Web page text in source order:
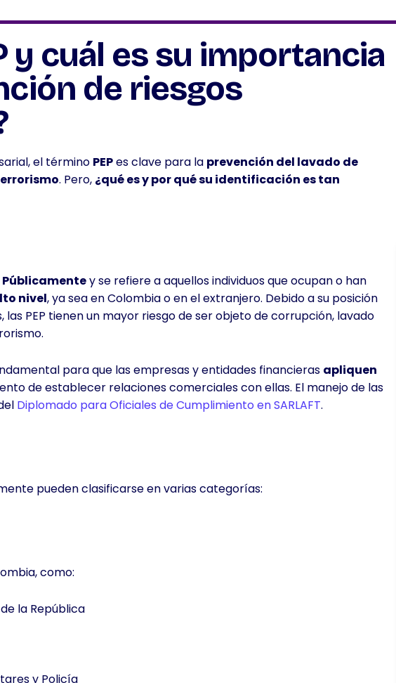
y cuál es su importancia
de riesgos
el término PEPes clave para la prevención del lavado de
. Pero, ¿qué es y por qué su identificación es tan
Públicamentey se refiere a aquellos individuos que ocupan o han
nivel, ya sea en Colombia o en el extranjero. Debido a su posición
las PEP tienen un mayor riesgo de ser objeto de corrupción, lavado
para que las empresas y entidades financieras apliquen
de establecer relaciones comerciales con ellas. El manejo de las
Diplomado para Oficiales de Cumplimiento en SARLAFT.
pueden clasificarse en varias categorías:
como:
la República
y Policía